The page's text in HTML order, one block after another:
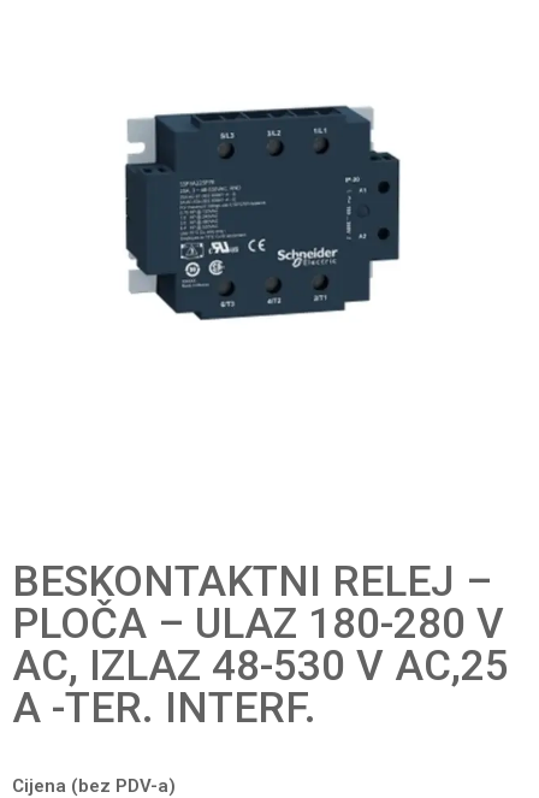
BESKONTAKTNI RELEJ –
PLOČA – ULAZ 180-280 V
AC, IZLAZ 48-530 V AC,25
A -TER. INTERF.
Cijena (bez PDV-a)